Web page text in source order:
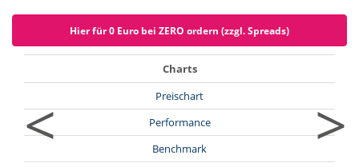
Hier für 0 Euro bei ZERO ordern (zzgl. Spreads)
<
Charts
Preischart
Performance
Benchmark
>